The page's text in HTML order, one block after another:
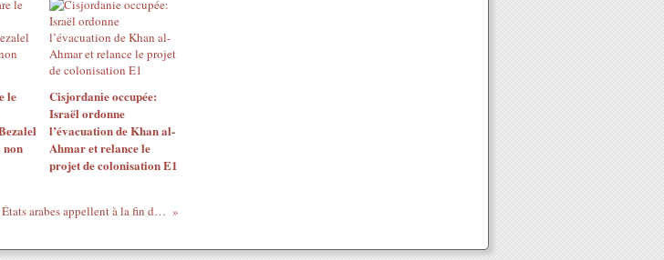
le
non
Cisjordanie occupée:
Israël ordonne
l’évacuation de Khan al-
Ahmar et relance le
projet de colonisation E1
Riyad : Les dirigeants des États arabes appellent à la fin du génocide israélien à Gaza et au Liban